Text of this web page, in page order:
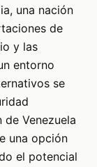
una nación
de
y las
entorno
se
Venezuela
una opción
el potencial